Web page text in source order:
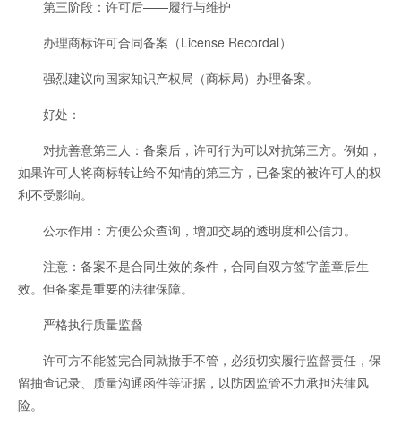
第三阶段：许可后——履行与维护
办理商标许可合同备案（License Recordal）
强烈建议向国家知识产权局（商标局）办理备案。
好处：
对抗善意第三人：备案后，许可行为可以对抗第三方。例如，
如果许可人将商标转让给不知情的第三方，已备案的被许可人的权
利不受影响。
公示作用：方便公众查询，增加交易的透明度和公信力。
注意：备案不是合同生效的条件，合同自双方签字盖章后生
效。但备案是重要的法律保障。
严格执行质量监督
许可方不能签完合同就撒手不管，必须切实履行监督责任，保
留抽查记录、质量沟通函件等证据，以防因监管不力承担法律风
险。